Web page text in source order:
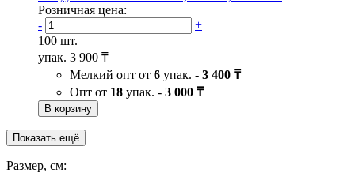
Розничная цена:
-
+
100 шт.
упак. 3 900 ₸
Мелкий опт от 6 упак. - 3 400 ₸
Опт от 18 упак. - 3 000 ₸
В корзину
Показать ещё
Размер, см: